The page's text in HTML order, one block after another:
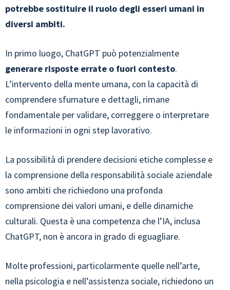
potrebbe sostituire il ruolo degli esseri umani in
diversi ambiti.
In primo luogo, ChatGPT può potenzialmente
generare risposte errate o fuori contesto.
L’intervento della mente umana, con la capacità di
comprendere sfumature e dettagli, rimane
fondamentale per validare, correggere o interpretare
le informazioni in ogni step lavorativo.
La possibilità di prendere decisioni etiche complesse e
la comprensione della responsabilità sociale aziendale
sono ambiti che richiedono una profonda
comprensione dei valori umani, e delle dinamiche
culturali. Questa è una competenza che l’IA, inclusa
ChatGPT, non è ancora in grado di eguagliare.
Molte professioni, particolarmente quelle nell’arte,
nella psicologia e nell’assistenza sociale, richiedono un